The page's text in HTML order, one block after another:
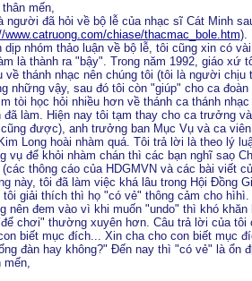
mến,
người đã hỏi về bộ lễ của nhạc sĩ Cát Minh
www.catruong.com/chiase/thacmac_bole.htm).
dịp nhóm thảo luận về bộ lễ, tôi cũng xin có
là thành ra "bậy". Trong năm 1992, giáo xứ
về thánh nhạc nên chúng tôi (tôi là người
những vậy, sau đó tôi còn "giúp" cho ca
tòi học hỏi nhiều hơn về thánh ca thánh
đã làm. Hiện nay tôi tạm thay cho ca trưởng
được), anh trưởng ban Mục Vụ và ca
Long hoài nhàm quá. Tôi trả lời là theo lý
vụ để khỏi nhàm chán thì các bạn nghĩ saọ
(các thông cáo của HDGMVN và các bài viết
này, tôi đã làm việc khá lâu trong Hội Đồng
tôi giải thích thì họ "có vẻ" thông cảm cho
nên đem vào vì khi muốn "undo" thì khó
chơi" thường xuyên hơn. Câu trả lời của
biết mục đích... Xin cha cho con biết mục
đàn hay không?" Đến nay thì "có vẻ" là ổn
mến,